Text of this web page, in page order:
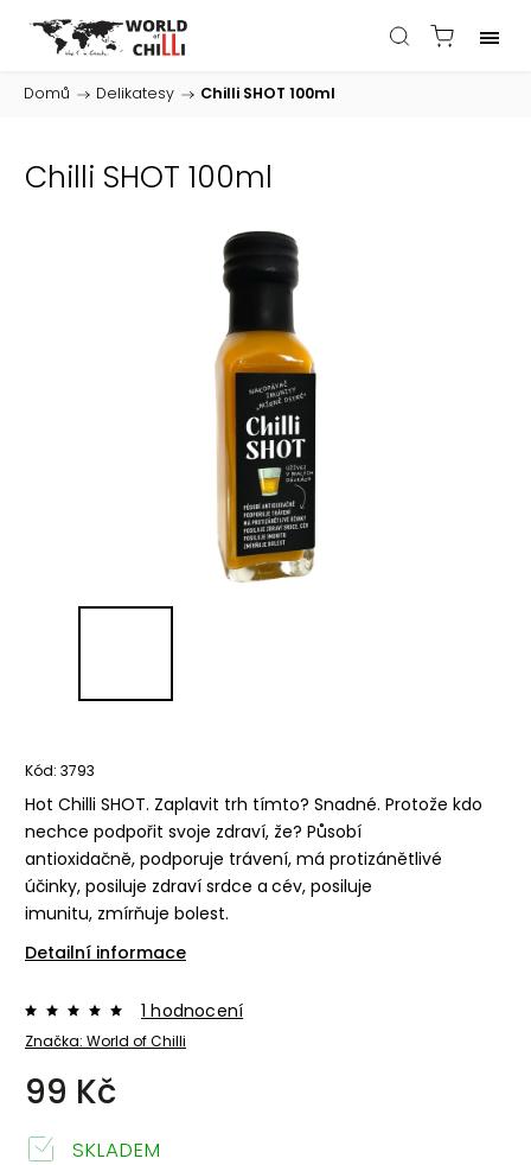
Domů / Delikatesy / Chilli SHOT 100ml
Chilli SHOT 100ml
Kód: 3793
Hot Chilli SHOT. Zaplavit trh tímto? Snadné. Protože kdo
nechce podpořit svoje zdraví, že? Působí
antioxidačně, podporuje trávení, má protizánětlivé
účinky, posiluje zdraví srdce a cév, posiluje
imunitu, zmírňuje bolest.
Detailní informace
Značka: World of Chilli
1 hodnocení
99 Kč
SKLADEM